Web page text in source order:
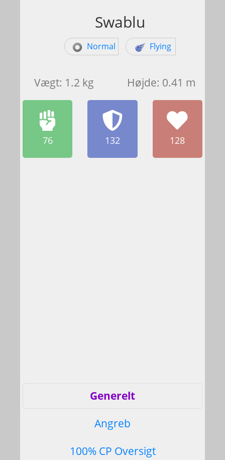
Swablu
Normal Flying
Vægt: 1.2 kg Højde: 0.41 m
76 132 128
Generelt
Angreb
100% CP Oversigt